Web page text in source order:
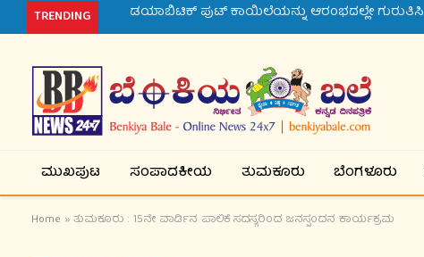
TRENDING ಡಯಾಬಿಟಿಕ್ ಪುಟ್ ಕಾಯಿಲೆಯನ್ನು ಆರಂಭದಲ್ಲೇ ಗುರುತಿಸಿ
ಮುಖಪುಟ ಸಂಪಾದಕೀಯ ತುಮಕೂರು ಬೆಂಗಳೂರು
Home »ತುಮಕೂರು : 15ನೇ ವಾರ್ಡಿನ ಪಾಲಿಕೆ ಸದಸ್ಯರಿಂದ ಜನಸ್ಪಂದನ ಕಾರ್ಯಕ್ರಮ